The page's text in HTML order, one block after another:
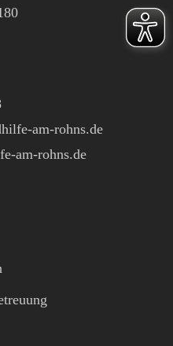
am-rohns.de
am-rohns.de